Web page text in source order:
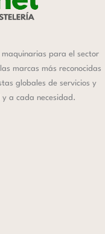
para el sector
marcas más reconocidas
globales de servicios y
a cada necesidad.